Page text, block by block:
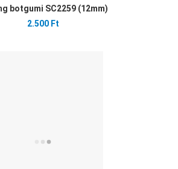
botgumi SC2259 (12mm)
2.500 Ft